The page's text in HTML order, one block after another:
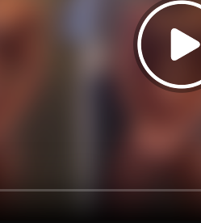
TTBM
1.0K videos